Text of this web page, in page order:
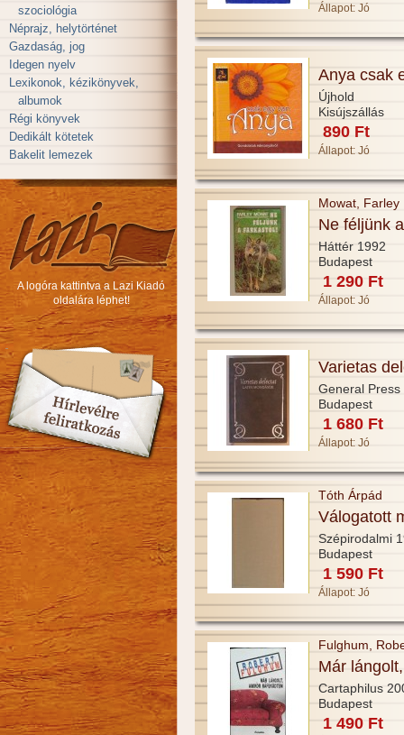
szociológia
Néprajz, helytörténet
Gazdaság, jog
Idegen nyelv
Lexikonok, kézikönyvek,
albumok
Régi könyvek
Dedikált kötetek
Bakelit lemezek
A logóra kattintva a Lazi Kiadó
oldalára léphet!
Állapot: Jó
Anya csak
Újhold
Kisújszállás
890 Ft
Állapot: Jó
Mowat, Farley
Ne féljünk
Háttér 1992
Budapest
1 290 Ft
Állapot: Jó
Varietas
General Press
Budapest
1 680 Ft
Állapot: Jó
Tóth Árpád
Válogatott
Szépirodalmi
Budapest
1 590 Ft
Állapot: Jó
Fulghum,
Már
Cartaphilus
Budapest
1 490 Ft